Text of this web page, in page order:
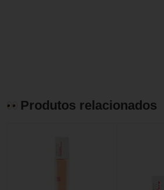
Produtos relacionados